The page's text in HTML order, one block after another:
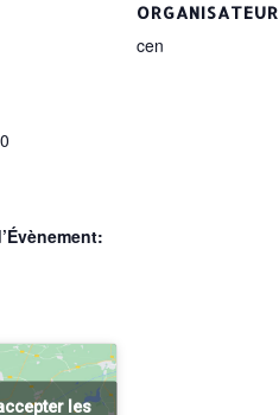
ORGANISATEUR
cen
les